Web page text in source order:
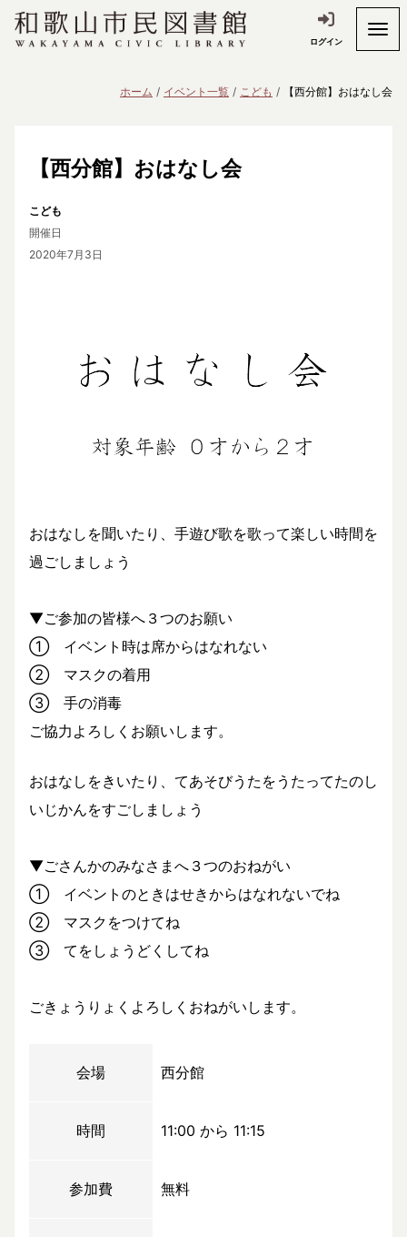
ログイン
ホーム イベント一覧 こども 【西分館】おはなし会
【西分館】おはなし会
こども
開催日
2020年7月3日
おはなしを聞いたり、手遊び歌を歌って楽しい時間を
過ごしましょう
▼ご参加の皆様へ３つのお願い
① イベント時は席からはなれない
② マスクの着用
③ 手の消毒
ご協力よろしくお願いします。
おはなしをきいたり、てあそびうたをうたってたのし
いじかんをすごしましょう
▼ごさんかのみなさまへ３つのおねがい
① イベントのときはせきからはなれないでね
② マスクをつけてね
③ てをしょうどくしてね
ごきょうりょくよろしくおねがいします。
会場 西分館
時間 11:00 から 11:15
参加費 無料